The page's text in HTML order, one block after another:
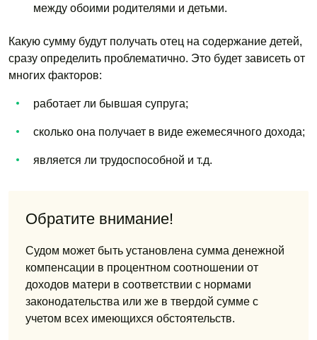
между обоими родителями и детьми.
Какую сумму будут получать отец на содержание детей,
сразу определить проблематично. Это будет зависеть от
многих факторов:
работает ли бывшая супруга;
сколько она получает в виде ежемесячного дохода;
является ли трудоспособной и т.д.
Обратите внимание!
Судом может быть установлена сумма денежной
компенсации в процентном соотношении от
доходов матери в соответствии с нормами
законодательства или же в твердой сумме с
учетом всех имеющихся обстоятельств.